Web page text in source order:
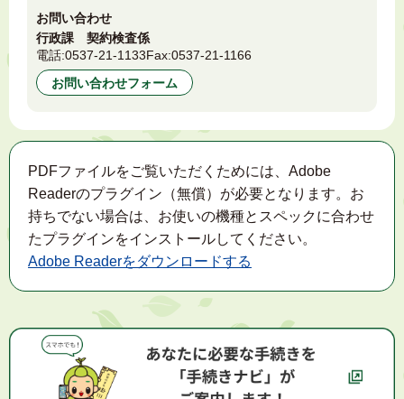
お問い合わせ
行政課 契約検査係
電話:0537-21-1133Fax:0537-21-1166
お問い合わせフォーム
PDFファイルをご覧いただくためには、Adobe
Readerのプラグイン（無償）が必要となります。お
持ちでない場合は、お使いの機種とスペックに合わせ
たプラグインをインストールしてください。
Adobe Readerをダウンロードする